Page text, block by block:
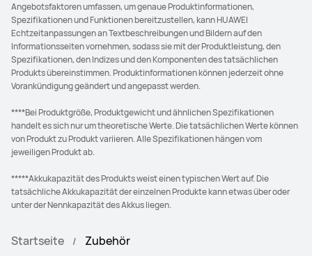
Angebotsfaktoren umfassen, um genaue Produktinformationen,
Spezifikationen und Funktionen bereitzustellen, kann HUAWEI
Echtzeitanpassungen an Textbeschreibungen und Bildern auf den
Informationsseiten vornehmen, sodass sie mit der Produktleistung, den
Spezifikationen, den Indizes und den Komponenten des tatsächlichen
Produkts übereinstimmen. Produktinformationen können jederzeit ohne
Vorankündigung geändert und angepasst werden.
****Bei Produktgröße, Produktgewicht und ähnlichen Spezifikationen
handelt es sich nur um theoretische Werte. Die tatsächlichen Werte können
von Produkt zu Produkt variieren. Alle Spezifikationen hängen vom
jeweiligen Produkt ab.
*****Akkukapazität des Produkts weist einen typischen Wert auf. Die
tatsächliche Akkukapazität der einzelnen Produkte kann etwas über oder
unter der Nennkapazität des Akkus liegen.
Startseite Zubehör